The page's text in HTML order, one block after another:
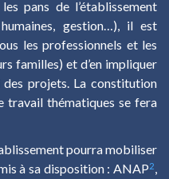
pans de l’établissement
gestion…), il est
les professionnels et les
familles) et d’en impliquer
projets. La constitution
travail thématiques se fera
pourra mobiliser
à sa disposition : ANAP2,